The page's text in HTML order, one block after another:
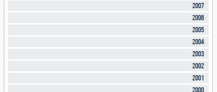
2007
2006
2005
2004
2003
2002
2001